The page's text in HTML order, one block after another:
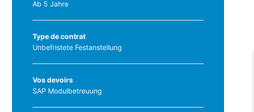
Ab 5 Jahre
Type de contrat
Unbefristete Festanstellung
Vos devoirs
SAP Modulbetreuung